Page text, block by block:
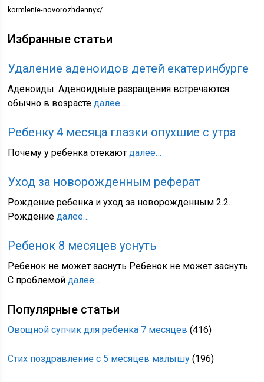
kormlenie-novorozhdennyx/
Избранные статьи
Удаление аденоидов детей екатеринбурге
Аденоиды. Аденоидные разращения встречаются
обычно в возрастедалее…
Ребенку 4 месяца глазки опухшие с утра
Почему у ребенка отекаютдалее…
Уход за новорожденным реферат
Рождение ребенка и уход за новорожденным 2.2.
Рождениедалее…
Ребенок 8 месяцев уснуть
Ребенок не может заснуть Ребенок не может заснуть
С проблемойдалее…
Популярные статьи
Овощной супчик для ребенка 7 месяцев (416)
Стих поздравление с 5 месяцев малышу (196)